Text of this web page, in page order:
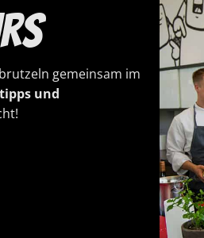
gemeinsam im
und